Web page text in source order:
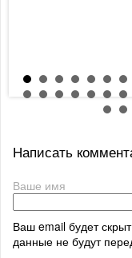
Написать
Ваше имя
Ваш email будет
данные не будут